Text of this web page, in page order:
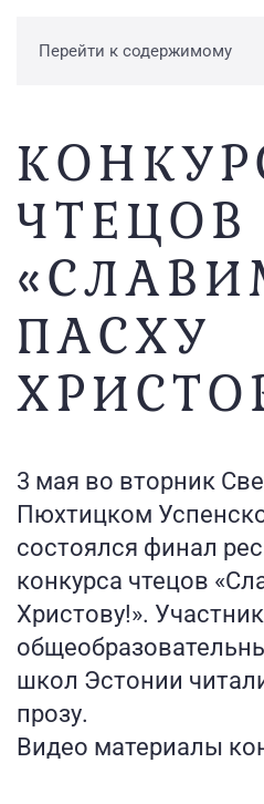
Перейти к содержимому
ЧТЕЦОВ
ПАСХУ
3 мая во вторник
Пюхтицком
состоялся финал
конкурса чтецов
Христову!».
школ Эстонии
прозу.
Видео материалы